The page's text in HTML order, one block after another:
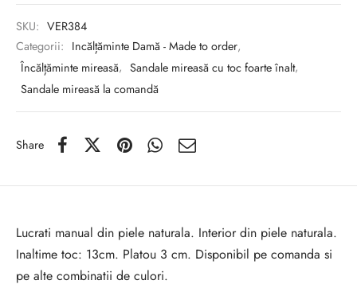
SKU: VER384
Categorii: Incălțăminte Damă - Made to order,
Încălțăminte mireasă, Sandale mireasă cu toc foarte înalt,
Sandale mireasă la comandă
Share
Lucrati manual din piele naturala. Interior din piele naturala.
Inaltime toc: 13cm. Platou 3 cm. Disponibil pe comanda si
pe alte combinatii de culori.